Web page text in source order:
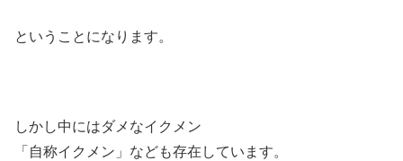
ということになります。
しかし中にはダメなイクメン
「自称イクメン」なども存在しています。